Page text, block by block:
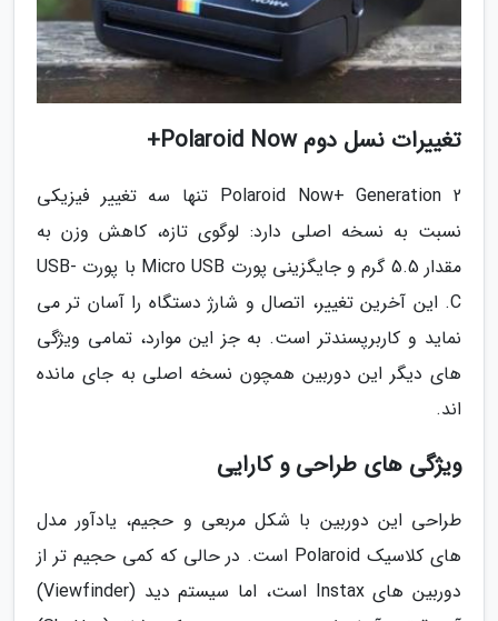
تغییرات نسل دوم Polaroid Now+
Polaroid Now+ Generation 2 تنها سه تغییر فیزیکی
نسبت به نسخه اصلی دارد: لوگوی تازه، کاهش وزن به
مقدار 5.5 گرم و جایگزینی پورت Micro USB با پورت USB-
C. این آخرین تغییر، اتصال و شارژ دستگاه را آسان تر می
نماید و کاربرپسندتر است. به جز این موارد، تمامی ویژگی
های دیگر این دوربین همچون نسخه اصلی به جای مانده
اند.
ویژگی های طراحی و کارایی
طراحی این دوربین با شکل مربعی و حجیم، یادآور مدل
های کلاسیک Polaroid است. در حالی که کمی حجیم تر از
دوربین های Instax است، اما سیستم دید (Viewfinder)